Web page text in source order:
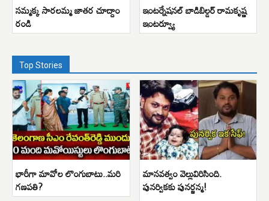
సమ్మక్క సారలమ్మ జాతర చూద్దాం
రండి
ఇంటర్నేషనల్ బాడిబిల్డర్ రామకృష్ణ
ఇంటర్వ్యూ
Top Stories
భారీగా మావోల లొంగుబాటు..మరి
గణపతి?
మానవత్వం వెల్లువిరిసింది.
పునర్వికకు పునర్జన్మ!